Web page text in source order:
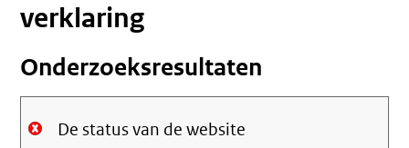
verklaring
Onderzoeksresultaten
De status van de website